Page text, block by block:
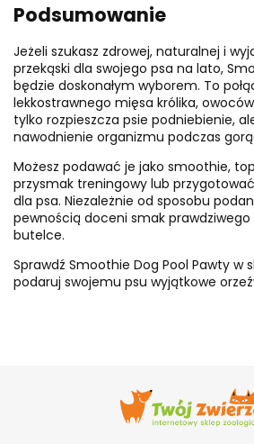
Podsumowanie
Jeżeli szukasz zdrowej, naturalnej i
przekąski dla swojego psa na lato,
będzie doskonałym wyborem. To
lekkostrawnego mięsa królika,
tylko rozpieszcza psie podniebienie,
nawodnienie organizmu podczas
Możesz podawać je jako smoothie,
przysmak treningowy lub
dla psa. Niezależnie od sposobu
pewnością doceni smak
butelce.
Sprawdź Smoothie Dog Pool Pawty w
podaruj swojemu psu wyjątkowe